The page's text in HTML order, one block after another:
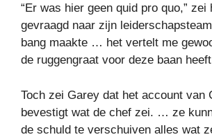
“Er was hier geen quid pro quo,”
gevraagd naar zijn
bang maakte … het vertelt me
de ruggengraat voor deze baan
Toch zei Garey dat het account van
bevestigt wat de chef zei. … ze
de schuld te verschuiven alles wat